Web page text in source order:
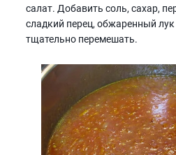
салат. Добавить соль, сахар,
сладкий перец, обжаренный
тщательно перемешать.